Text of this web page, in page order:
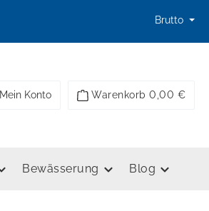
Brutto
Mein Konto Warenkorb 0,00 €
Bewässerung Blog